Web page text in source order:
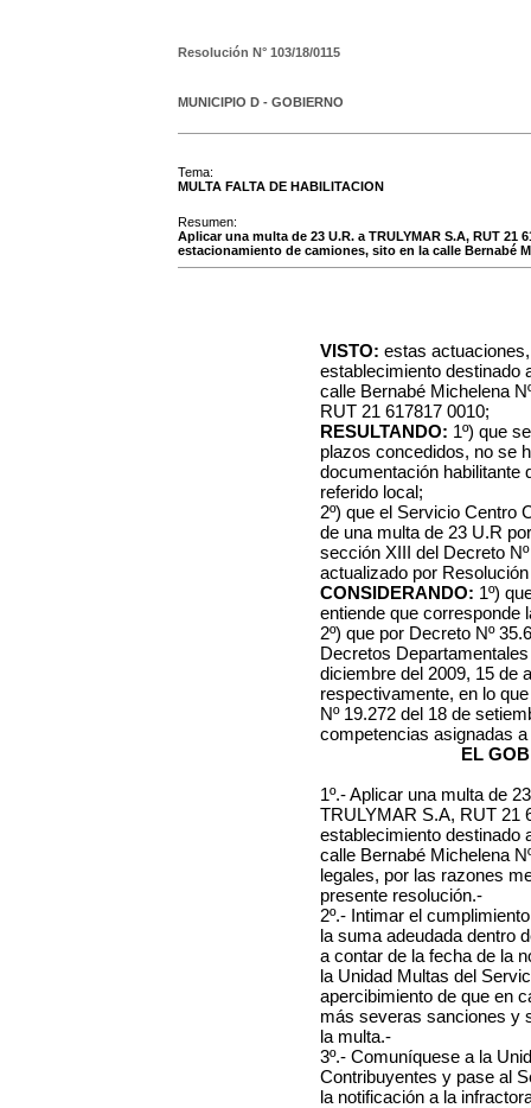
Resolución N° 103/18/0115
MUNICIPIO D - GOBIERNO
Tema:
MULTA FALTA DE HABILITACION
Resumen:
Aplicar una multa de 23 U.R. a TRULYMAR S.A, RUT
estacionamiento de camiones, sito en la calle Bernabé
VISTO: estas
establecimiento destinado
calle Bernabé Michelena
RUT 21 617817 0010;
RESULTANDO: 1º) que
plazos concedidos, no se
documentación habilitante
referido local;
2º) que el Servicio Centro
de una multa de 23 U.R
sección XIII del Decreto
actualizado por
CONSIDERANDO: 1º)
entiende que corresponde
2º) que por Decreto Nº
Decretos
diciembre del 2009, 15 de
respectivamente, en lo
Nº 19.272 del 18 de
competencias asignadas
EL
1º.- Aplicar una multa de
TRULYMAR S.A, RUT 21
establecimiento destinado
calle Bernabé Michelena
legales, por las razones
presente resolución.-
2º.- Intimar el
la suma adeudada dentro
a contar de la fecha de la
la Unidad Multas del
apercibimiento de que en
más severas sanciones y
la multa.-
3º.- Comuníquese a la
Contribuyentes y pase al
la notificación a la